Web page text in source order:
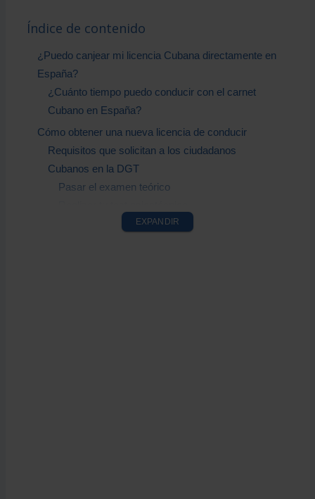
Índice de contenido
¿Puedo canjear mi licencia Cubana directamente en
España?
¿Cuánto tiempo puedo conducir con el carnet
Cubano en España?
Cómo obtener una nueva licencia de conducir
Requisitos que solicitan a los ciudadanos
Cubanos en la DGT
Pasar el examen teórico
EXPANDIR